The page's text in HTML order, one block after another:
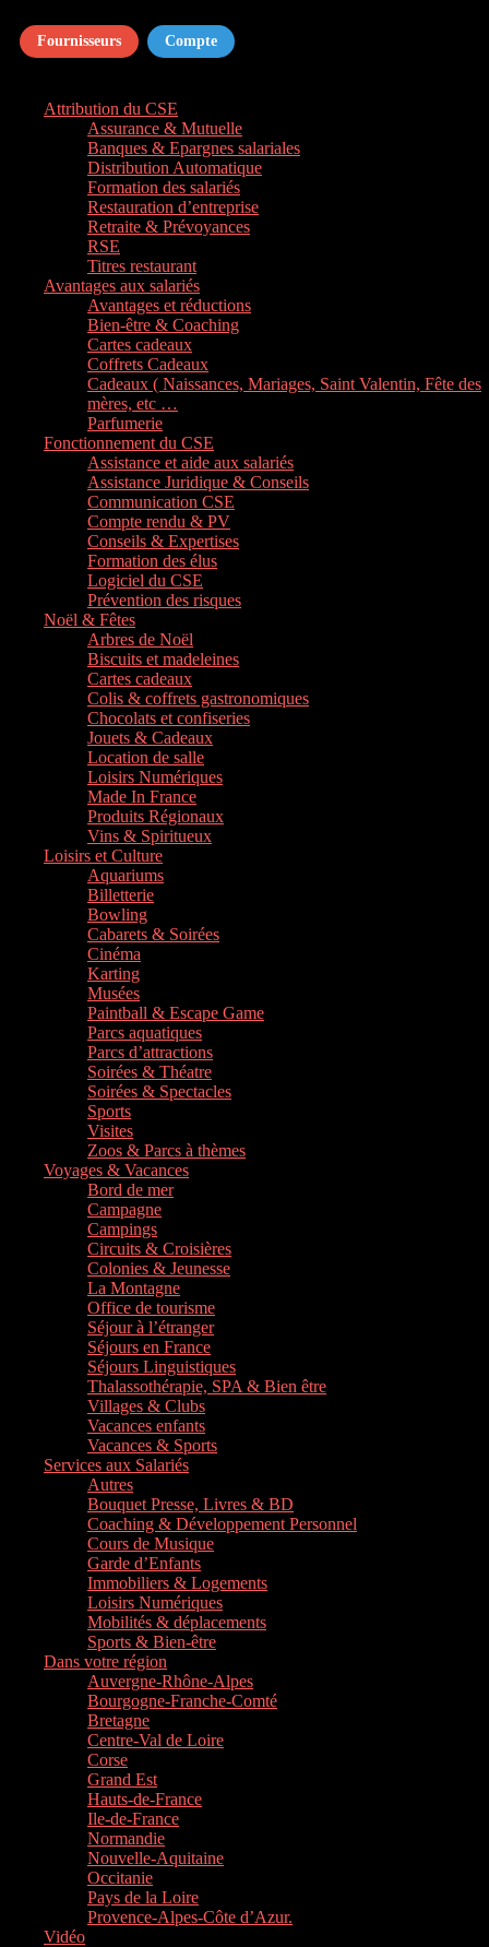
Fournisseurs Compte
Attribution du CSE
Assurance & Mutuelle
Banques & Epargnes salariales
Distribution Automatique
Formation des salariés
Restauration d’entreprise
Retraite & Prévoyances
RSE
Titres restaurant
Avantages aux salariés
Avantages et réductions
Bien-être & Coaching
Cartes cadeaux
Coffrets Cadeaux
Cadeaux ( Naissances, Mariages, Saint Valentin, Fête des
mères, etc …
Parfumerie
Fonctionnement du CSE
Assistance et aide aux salariés
Assistance Juridique & Conseils
Communication CSE
Compte rendu & PV
Conseils & Expertises
Formation des élus
Logiciel du CSE
Prévention des risques
Noël & Fêtes
Arbres de Noël
Biscuits et madeleines
Cartes cadeaux
Colis & coffrets gastronomiques
Chocolats et confiseries
Jouets & Cadeaux
Location de salle
Loisirs Numériques
Made In France
Produits Régionaux
Vins & Spiritueux
Loisirs et Culture
Aquariums
Billetterie
Bowling
Cabarets & Soirées
Cinéma
Karting
Musées
Paintball & Escape Game
Parcs aquatiques
Parcs d’attractions
Soirées & Théatre
Soirées & Spectacles
Sports
Visites
Zoos & Parcs à thèmes
Voyages & Vacances
Bord de mer
Campagne
Campings
Circuits & Croisières
Colonies & Jeunesse
La Montagne
Office de tourisme
Séjour à l’étranger
Séjours en France
Séjours Linguistiques
Thalassothérapie, SPA & Bien être
Villages & Clubs
Vacances enfants
Vacances & Sports
Services aux Salariés
Autres
Bouquet Presse, Livres & BD
Coaching & Développement Personnel
Cours de Musique
Garde d’Enfants
Immobiliers & Logements
Loisirs Numériques
Mobilités & déplacements
Sports & Bien-être
Dans votre région
Auvergne-Rhône-Alpes
Bourgogne-Franche-Comté
Bretagne
Centre-Val de Loire
Corse
Grand Est
Hauts-de-France
Ile-de-France
Normandie
Nouvelle-Aquitaine
Occitanie
Pays de la Loire
Provence-Alpes-Côte d’Azur.
Vidéo